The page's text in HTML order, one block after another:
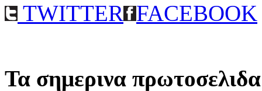
TWITTER FACEBOOK
Τα σημερινα πρωτοσελιδα